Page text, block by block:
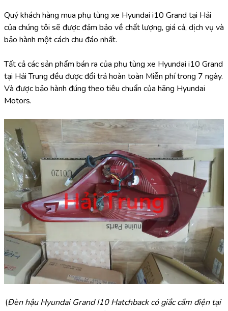
Quý khách hàng mua phụ tùng xe Hyundai i10 Grand tại Hải
của chúng tôi sẽ được đảm bảo về chất lượng, giá cả, dịch vụ và
bảo hành một cách chu đáo nhất.
Tất cả các sản phẩm bán ra của phụ tùng xe Hyundai i10 Grand
tại Hải Trung đều được đổi trả hoàn toàn Miễn phí trong 7 ngày.
Và được bảo hành đúng theo tiêu chuẩn của hãng Hyundai
Motors.
(Đèn hậu Hyundai Grand I10 Hatchback có giắc cắm điện tại